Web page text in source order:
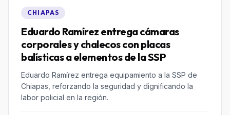
CHIAPAS
Eduardo Ramírez entrega cámaras
corporales y chalecos con placas
balísticas a elementos de la SSP
Eduardo Ramírez entrega equipamiento a la SSP de
Chiapas, reforzando la seguridad y dignificando la
labor policial en la región.